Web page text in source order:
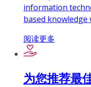
information
based
阅读更多
为您推荐最